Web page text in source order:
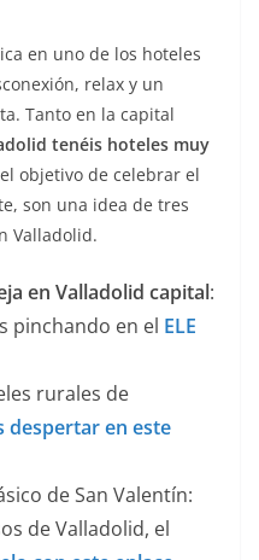
en uno de los hoteles
relax y un
Tanto en la capital
tenéis hoteles muy
objetivo de celebrar el
son una idea de tres
Valladolid.
en Valladolid capital:
pinchando en el ELE
rurales de
despertar en este
de San Valentín:
de Valladolid, el